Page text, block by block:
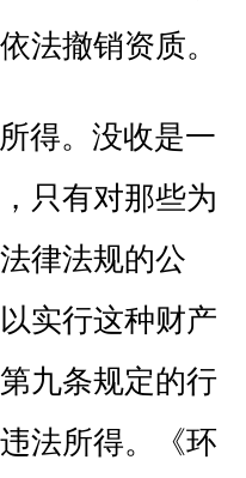
法撤销资质。
得。没收是一
只有对那些为
律法规的公
实行这种财产
九条规定的行
法所得。《环